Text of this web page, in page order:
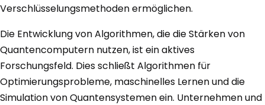
Verschlüsselungsmethoden ermöglichen.
Die Entwicklung von Algorithmen, die die Stärken von
Quantencomputern nutzen, ist ein aktives
Forschungsfeld. Dies schließt Algorithmen für
Optimierungsprobleme, maschinelles Lernen und die
Simulation von Quantensystemen ein. Unternehmen und